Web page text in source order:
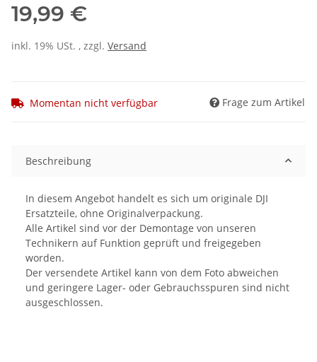
19,99 €
inkl. 19% USt. , zzgl. Versand
Momentan nicht verfügbar Frage zum Artikel
Beschreibung
In diesem Angebot handelt es sich um originale DJI
Ersatzteile, ohne Originalverpackung.
Alle Artikel sind vor der Demontage von unseren
Technikern auf Funktion geprüft und freigegeben
worden.
Der versendete Artikel kann von dem Foto abweichen
und geringere Lager- oder Gebrauchsspuren sind nicht
ausgeschlossen.